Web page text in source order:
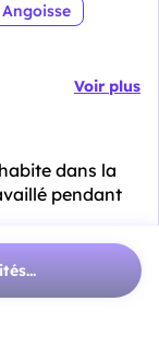
Angoisse
Voir plus
dans la
pendant
portée vers
voir
et